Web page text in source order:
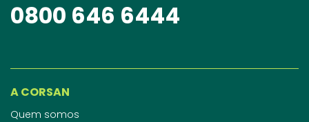
0800 646 6444
A CORSAN
Quem somos